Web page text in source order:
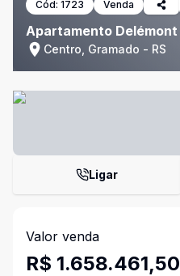
Cód: 1723 Venda
Apartamento Delémont
Centro, Gramado - RS
Ligar
Valor venda
R$ 1.658.461,50